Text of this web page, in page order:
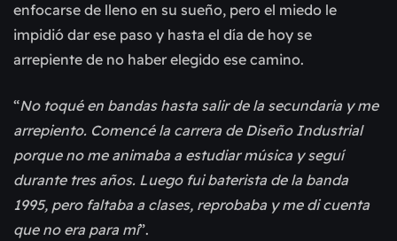
enfocarse de lleno en su sueño, pero el miedo le
impidió dar ese paso y hasta el día de hoy se
arrepiente de no haber elegido ese camino.
“No toqué en bandas hasta salir de la secundaria y me
arrepiento. Comencé la carrera de Diseño Industrial
porque no me animaba a estudiar música y seguí
durante tres años. Luego fui baterista de la banda
1995, pero faltaba a clases, reprobaba y me di cuenta
que no era para mí”.